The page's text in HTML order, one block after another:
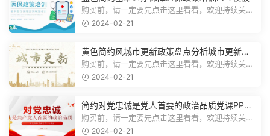
购买前，请一定要先点击这里看看，欢迎持续关
注，精彩模板每天推送预览结束，一共2...
2024-02-21
黄色简约风城市更新政策盘点分析城市更新宣
传PPT模板
购买前，请一定要先点击这里看看，欢迎持续关
注，精彩模板每天推送预览结束，一共1...
2024-02-21
简约对党忠诚是党人首要的政治品质党课PPT
模板
购买前，请一定要先点击这里看看，欢迎持续关
注，精彩模板每天推送预览结束，一共1...
2024-02-21